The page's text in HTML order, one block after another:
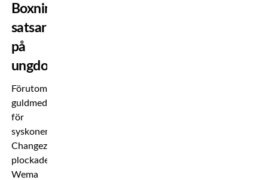
Boxning
satsar
på
ungdomar
Förutom
guldmedaljerna
för
syskonen
Changezi
plockade
Wema